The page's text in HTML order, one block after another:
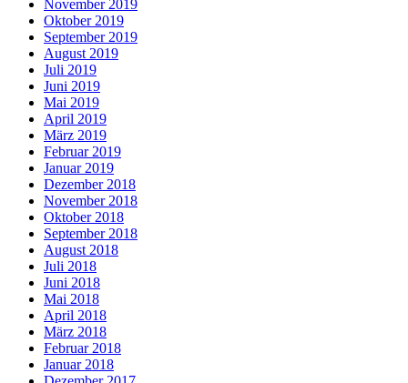
November 2019
Oktober 2019
September 2019
August 2019
Juli 2019
Juni 2019
Mai 2019
April 2019
März 2019
Februar 2019
Januar 2019
Dezember 2018
November 2018
Oktober 2018
September 2018
August 2018
Juli 2018
Juni 2018
Mai 2018
April 2018
März 2018
Februar 2018
Januar 2018